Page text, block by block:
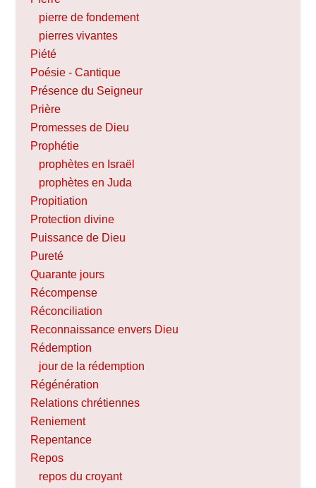
pierre de fondement
pierres vivantes
Piété
Poésie - Cantique
Présence du Seigneur
Prière
Promesses de Dieu
Prophétie
prophètes en Israël
prophètes en Juda
Propitiation
Protection divine
Puissance de Dieu
Pureté
Quarante jours
Récompense
Réconciliation
Reconnaissance envers Dieu
Rédemption
jour de la rédemption
Régénération
Relations chrétiennes
Reniement
Repentance
Repos
repos du croyant